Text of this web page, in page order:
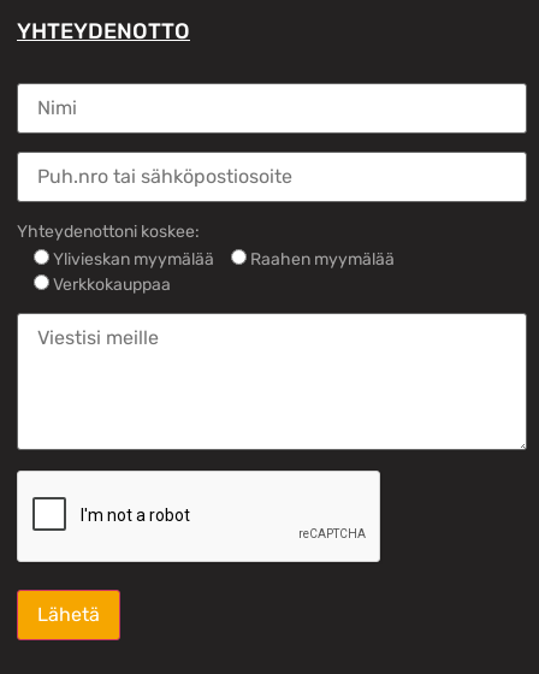
YHTEYDENOTTO
Yhteydenottoni koskee:
Ylivieskan myymälää
Raahen myymälää
Verkkokauppaa